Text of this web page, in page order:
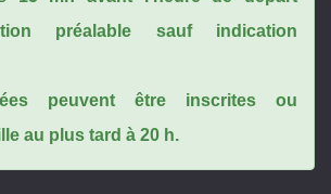
préalable sauf indication
peuvent être inscrites ou
au plus tard à 20 h.